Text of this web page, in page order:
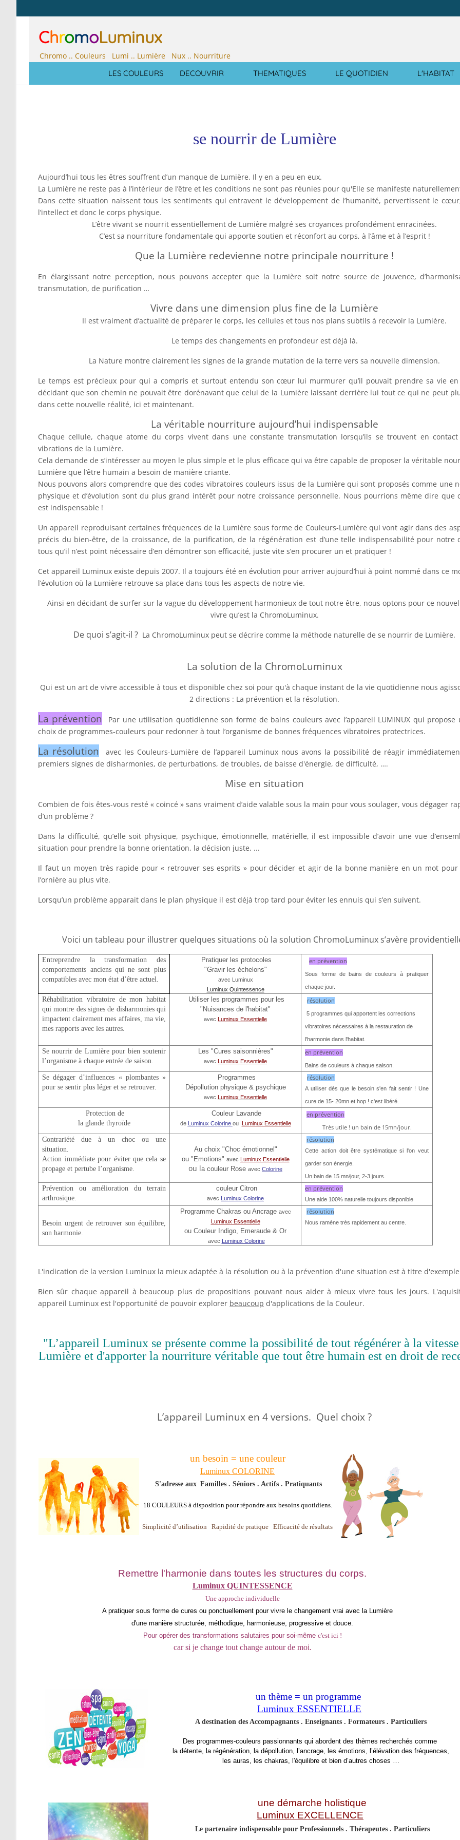
ChromoLuminux
Chromo .. Couleurs Lumi .. Lumière Nux .. Nourriture
LES COULEURS
DECOUVRIR THEMATIQUES LE QUOTIDIEN L'HABITAT
se nourrir de Lumière
Aujourd’hui tous les êtres souffrent d’un manque de Lumière. Il y en a peu en eux.
La Lumière ne reste pas à l’intérieur de l’être et les conditions ne sont pas réunies pour qu'Elle se manifeste
Dans cette situation naissent tous les sentiments qui entravent le développement de l’humanité, pervertissent le
l’intellect et donc le corps physique.
L’être vivant se nourrit essentiellement de Lumière malgré ses croyances profondément enracinées.
C’est sa nourriture fondamentale qui apporte soutien et réconfort au corps, à l’âme et à l’esprit !
Que la Lumière redevienne notre principale nourriture !
En élargissant notre perception, nous pouvons accepter que la Lumière soit notre source de jouvence,
transmutation, de purification …
Vivre dans une dimension plus fine de la Lumière
Il est vraiment d’actualité de préparer le corps, les cellules et tous nos plans subtils à recevoir la Lumière.
Le temps des changements en profondeur est déjà là.
La Nature montre clairement les signes de la grande mutation de la terre vers sa nouvelle dimension.
Le temps est précieux pour qui a compris et surtout entendu son cœur lui murmurer qu’il pouvait prendre sa vie
décidant que son chemin ne pouvait être dorénavant que celui de la Lumière laissant derrière lui tout ce qui ne peut
dans cette nouvelle réalité, ici et maintenant.
La véritable nourriture aujourd’hui indispensable
Chaque cellule, chaque atome du corps vivent dans une constante transmutation lorsqu’ils se trouvent en
vibrations de la Lumière.
Cela demande de s’intéresser au moyen le plus simple et le plus efficace qui va être capable de proposer la véritable
Lumière que l’être humain a besoin de manière criante.
Nous pouvons alors comprendre que des codes vibratoires couleurs issus de la Lumière qui sont proposés comme une
physique et d’évolution sont du plus grand intérêt pour notre croissance personnelle. Nous pourrions même dire que
est indispensable !
Un appareil reproduisant certaines fréquences de la Lumière sous forme de Couleurs-Lumière qui vont agir dans des
précis du bien-être, de la croissance, de la purification, de la régénération est d’une telle indispensabilité pour notre
tous qu’il n’est point nécessaire d’en démontrer son efficacité, juste vite s’en procurer un et pratiquer !
Cet appareil Luminux existe depuis 2007. Il a toujours été en évolution pour arriver aujourd’hui à point nommé dans ce
l’évolution où la Lumière retrouve sa place dans tous les aspects de notre vie.
Ainsi en décidant de surfer sur la vague du développement harmonieux de tout notre être, nous optons pour ce
vivre qu’est la ChromoLuminux.
De quoi s’agit-il ? La ChromoLuminux peut se décrire comme la méthode naturelle de se nourrir de Lumière.
La solution de la ChromoLuminux
Qui est un art de vivre accessible à tous et disponible chez soi pour qu'à chaque instant de la vie quotidienne nous
2 directions : La prévention et la résolution.
La prévention
Par une utilisation quotidienne son forme de bains couleurs avec l’appareil LUMINUX qui propose
choix de programmes-couleurs pour redonner à tout l’organisme de bonnes fréquences vibratoires protectrices.
La résolution
avec les Couleurs-Lumière de l’appareil Luminux nous avons la possibilité de réagir
premiers signes de disharmonies, de perturbations, de troubles, de baisse d'énergie, de difficulté, ….
Mise en situation
Combien de fois êtes-vous resté « coincé » sans vraiment d’aide valable sous la main pour vous soulager, vous dégager
d’un problème ?
Dans la difficulté, qu’elle soit physique, psychique, émotionnelle, matérielle, il est impossible d’avoir une vue
situation pour prendre la bonne orientation, la décision juste, ...
Il faut un moyen très rapide pour « retrouver ses esprits » pour décider et agir de la bonne manière en un mot
l’ornière au plus vite.
Lorsqu’un problème apparait dans le plan physique il est déjà trop tard pour éviter les ennuis qui s’en suivent.
Voici un tableau pour illustrer quelques situations où la solution ChromoLuminux s’avère
Entreprendre la transformation des
comportements anciens qui ne sont plus
compatibles avec mon état d’être actuel.
Pratiquer les protocoles
"Gravir les échelons"
avec Luminux
Luminux Quintessence
en prévention
Sous forme de bains de couleurs à pratiquer
chaque jour.
Réhabilitation vibratoire de mon habitat
qui montre des signes de disharmonies qui
impactent clairement mes affaires, ma vie,
mes rapports avec les autres.
Utiliser les programmes pour les
"Nuisances de l'habitat"
avec Luminux Essentielle
résolution
5 programmes qui apportent les corrections
vibratoires nécessaires à la restauration de
l'harmonie dans l'habitat.
Se nourrir de Lumière pour bien soutenir
l’organisme à chaque entrée de saison.
Les "Cures saisonnières"
avec Luminux Essentielle
en prévention
Bains de couleurs à chaque saison.
Se dégager d’influences « plombantes »
pour se sentir plus léger et se retrouver.
Programmes
Dépollution physique & psychique
avec Luminux Essentielle
résolution
A utiliser dès que le besoin s'en fait sentir ! Une
cure de 15- 20mn et hop ! c'est libéré.
Protection de
la glande thyroïde
Couleur Lavande
de Luminux Colorine ou Luminux Essentielle
en prévention
Très utile ! un bain de 15mn/jour.
Contrariété due à un choc ou une
situation.
Action immédiate pour éviter que cela se
propage et pertube l’organisme.
Au choix "Choc émotionnel"
ou "Emotions" avec Luminux Essentielle
ou la couleur Rose avec Colorine
résolution
Cette action doit être systématique si l'on veut
garder son énergie.
Un bain de 15 mn/jour, 2-3 jours.
Prévention ou amélioration du terrain
arthrosique.
couleur Citron
avec Luminux Colorine
en prévention
Une aide 100% naturelle toujours disponible
Besoin urgent de retrouver son équilibre,
son harmonie.
Programme Chakras ou Ancrage avec
Luminux Essentielle
ou Couleur Indigo, Emeraude & Or
avec Luminux Colorine
résolution
Nous ramène très rapidement au centre.
L'indication de la version Luminux la mieux adaptée à la résolution ou à la prévention d'une situation est à titre
Bien sûr chaque appareil à beaucoup plus de propositions pouvant nous aider à mieux vivre tous les jours.
appareil Luminux est l'opportunité de pouvoir explorer beaucoup d'applications de la Couleur.
"L’appareil Luminux se présente comme la possibilité de tout régénérer à la
Lumière et d'apporter la nourriture véritable que tout être humain est en droit de
L’appareil Luminux en 4 versions. Quel choix ?
un besoin = une couleur
Luminux COLORINE
S'adresse aux Familles . Séniors . Actifs . Pratiquants
18 COULEURS à disposition pour répondre aux besoins quotidiens.
Simplicité d’utilisation Rapidité de pratique Efficacité de résultats
Remettre l'harmonie dans toutes les structures du corps.
Luminux QUINTESSENCE
Une approche individuelle
A pratiquer sous forme de cures ou ponctuellement pour vivre le changement vrai avec la Lumière
d'une manière structurée, méthodique, harmonieuse, progressive et douce.
Pour opérer des transformations salutaires pour soi-même c'est ici !
car si je change tout change autour de moi.
un thème = un programme
Luminux ESSENTIELLE
A destination desAccompagnants . Enseignants . Formateurs . Particuliers
Des programmes-couleurs passionnants qui abordent des thèmes recherchés comme
la détente, la régénération, la dépollution, l’ancrage, les émotions, l’élévation des fréquences,
les auras, les chakras, l'équilibre et bien d’autres choses …
une démarche holistique
Luminux EXCELLENCE
Le partenaire indispensable pour Professionnels . Thérapeutes . Particuliers